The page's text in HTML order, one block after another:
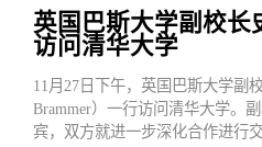
英国巴斯大学副校长
访问清华大学
11月27日下午，英国巴斯大学副
Brammer）一行访问清华大学。
宾，双方就进一步深化合作进行交